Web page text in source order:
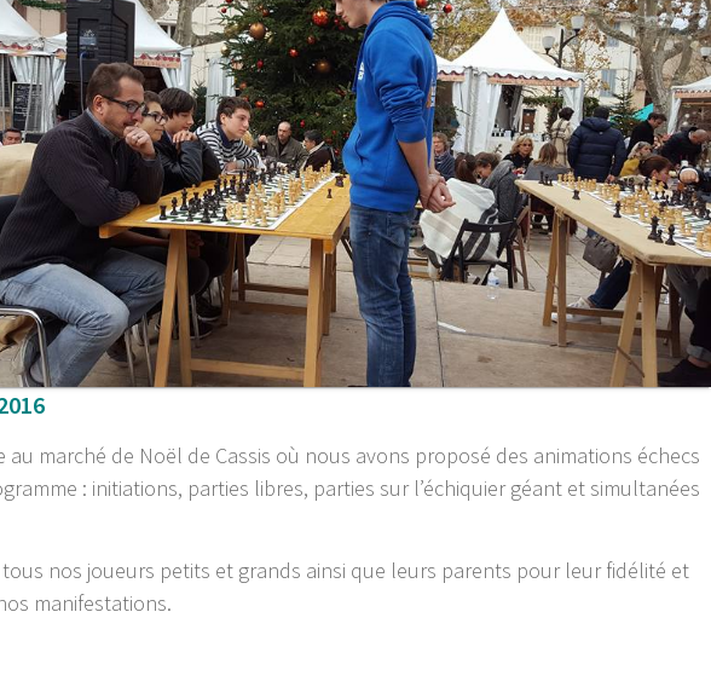
au marché de Noël de Cassis où nous avons proposé des animations échecs
: initiations, parties libres, parties sur l’échiquier géant et simultanées
nos joueurs petits et grands ainsi que leurs parents pour leur fidélité et
manifestations.